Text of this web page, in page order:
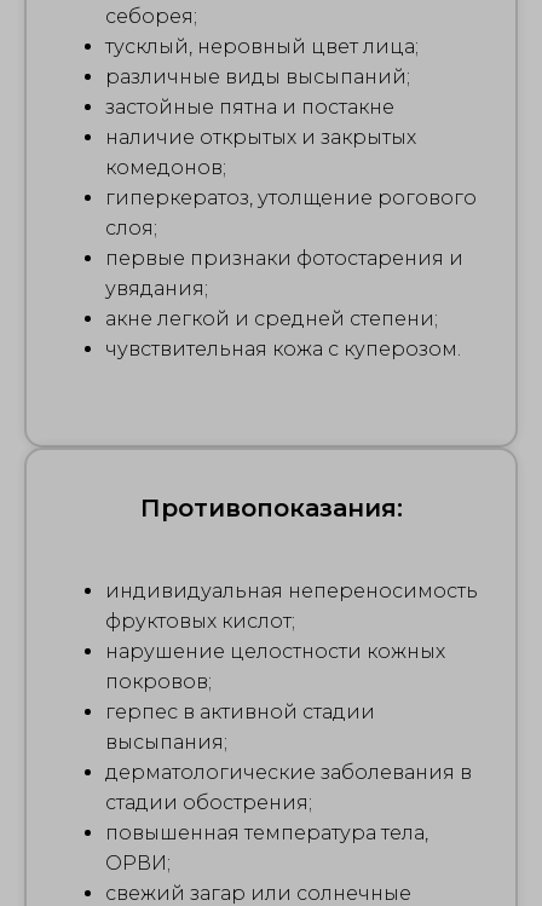
себорея;
тусклый, неровный цвет лица;
различные виды высыпаний;
застойные пятна и постакне
наличие открытых и закрытых
комедонов;
гиперкератоз, утолщение рогового
слоя;
первые признаки фотостарения и
увядания;
акне легкой и средней степени;
чувствительная кожа с куперозом.
Противопоказания:
индивидуальная непереносимость
фруктовых кислот;
нарушение целостности кожных
покровов;
герпес в активной стадии
высыпания;
дерматологические заболевания в
стадии обострения;
повышенная температура тела,
ОРВИ;
свежий загар или солнечные